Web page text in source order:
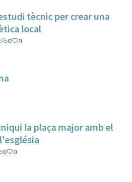
tècnic per crear una
local
0 0
la plaça major amb el
0 0